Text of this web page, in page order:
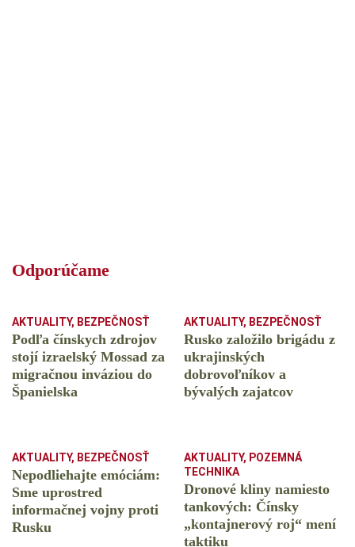
Odporúčame
AKTUALITY, BEZPEČNOSŤ
Podľa čínskych zdrojov
stojí izraelský Mossad za
migračnou inváziou do
Španielska
AKTUALITY, BEZPEČNOSŤ
Rusko založilo brigádu z
ukrajinských
dobrovoľníkov a
bývalých zajatcov
AKTUALITY, BEZPEČNOSŤ
Nepodliehajte emóciám:
Sme uprostred
informačnej vojny proti
Rusku
AKTUALITY, POZEMNÁ
TECHNIKA
Dronové kliny namiesto
tankových: Čínsky
️„kontajnerový roj“ mení
taktiku